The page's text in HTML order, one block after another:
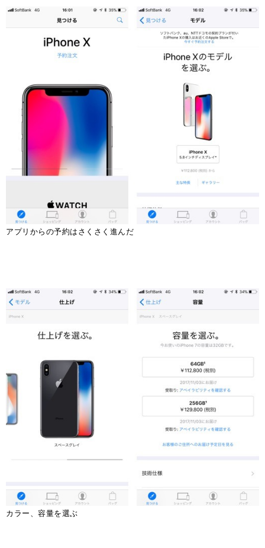
アプリからの予約はさくさく進んだ
カラー、容量を選ぶ